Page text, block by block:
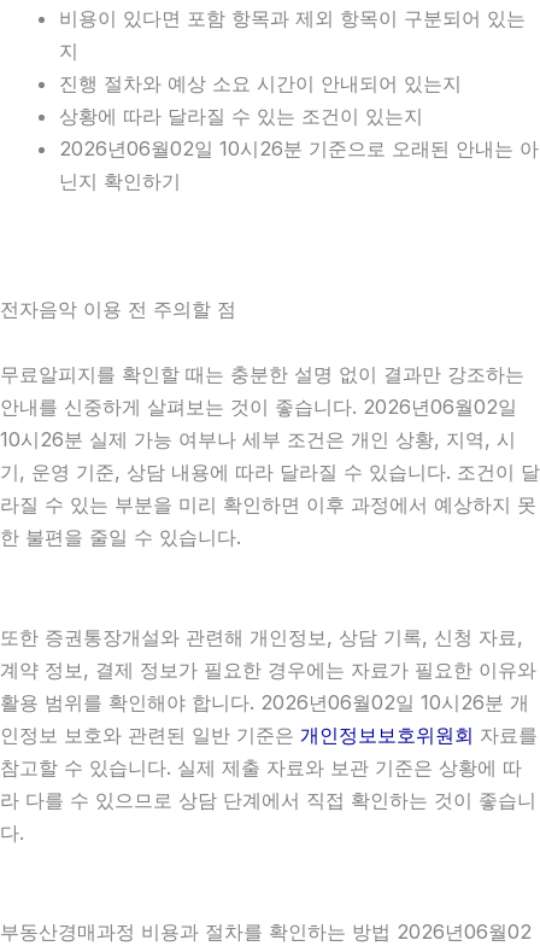
비용이 있다면 포함 항목과 제외 항목이 구분되어 있는
지
진행 절차와 예상 소요 시간이 안내되어 있는지
상황에 따라 달라질 수 있는 조건이 있는지
2026년06월02일 10시26분 기준으로 오래된 안내는 아
닌지 확인하기
전자음악 이용 전 주의할 점
무료알피지를 확인할 때는 충분한 설명 없이 결과만 강조하는
안내를 신중하게 살펴보는 것이 좋습니다. 2026년06월02일
10시26분 실제 가능 여부나 세부 조건은 개인 상황, 지역, 시
기, 운영 기준, 상담 내용에 따라 달라질 수 있습니다. 조건이 달
라질 수 있는 부분을 미리 확인하면 이후 과정에서 예상하지 못
한 불편을 줄일 수 있습니다.
또한 증권통장개설와 관련해 개인정보, 상담 기록, 신청 자료,
계약 정보, 결제 정보가 필요한 경우에는 자료가 필요한 이유와
활용 범위를 확인해야 합니다. 2026년06월02일 10시26분 개
인정보 보호와 관련된 일반 기준은 개인정보보호위원회 자료를
참고할 수 있습니다. 실제 제출 자료와 보관 기준은 상황에 따
라 다를 수 있으므로 상담 단계에서 직접 확인하는 것이 좋습니
다.
부동산경매과정 비용과 절차를 확인하는 방법 2026년06월02